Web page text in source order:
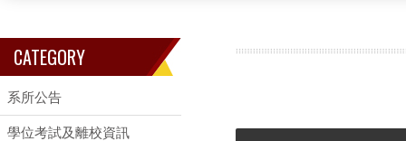
CATEGORY
系所公告
學位考試及離校資訊